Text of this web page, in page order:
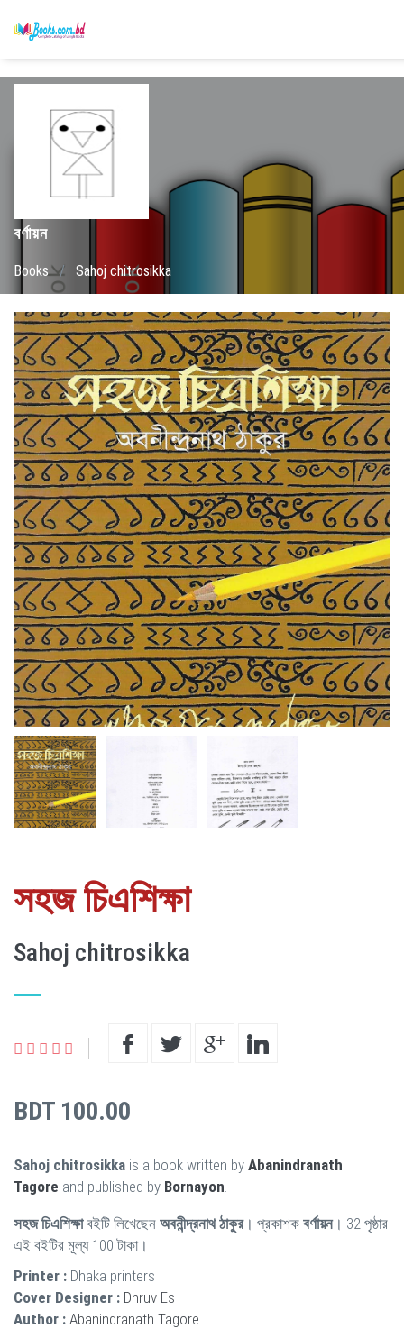
বর্ণায়ন
Books / Sahoj chitrosikka
সহজ চিএশিক্ষা
Sahoj chitrosikka
BDT 100.00
Sahoj chitrosikka is a book written by Abanindranath
Tagore and published by Bornayon
সহজ চিএশিক্ষাবইটি লিখেছেন অবনীন্দ্রনাথ ঠাকুর। প্রকাশক বর্ণায়ন। 32 পৃষ্ঠার
এই বইটির মূল্য 100 টাকা।
Printer : Dhaka printers
Cover Designer : Dhruv Es
Author : Abanindranath Tagore